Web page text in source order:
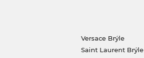
Versace Brýle
Saint Laurent Brýle